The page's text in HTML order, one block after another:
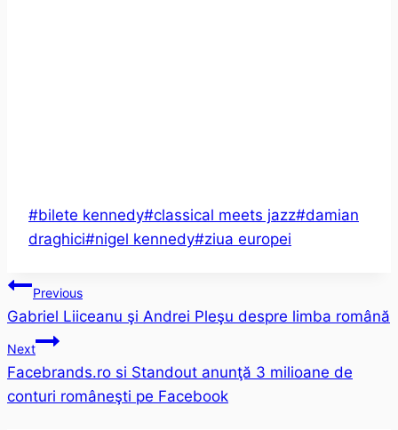
Post
Tags:
#bilete kennedy#classical meets jazz#damian
draghici#nigel kennedy#ziua europei
Post
navigation
Previous
Gabriel Liiceanu şi Andrei Pleşu despre limba română
Next
Facebrands.ro si Standout anunţă 3 milioane de
conturi româneşti pe Facebook